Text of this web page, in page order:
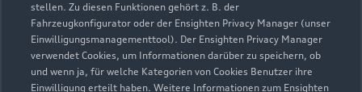
stellen. Zu diesen Funktionen gehört z. B. der
Fahrzeugkonfigurator oder der Ensighten Privacy Manager (unser
Einwilligungsmanagementtool). Der Ensighten Privacy Manager
verwendet Cookies, um Informationen darüber zu speichern, ob
und wenn ja, für welche Kategorien von Cookies Benutzer ihre
Einwilligung erteilt haben. Weitere Informationen zum Ensighten
Lederpflege-Set
Praktisches Set zur intensiven Reinigung und
Pflege von Leder und Kunstleder.